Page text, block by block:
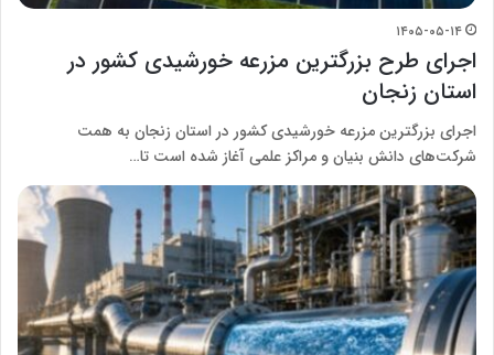
۱۴۰۵-۰۵-۱۴
اجرای طرح بزرگترین مزرعه خورشیدی کشور در
استان زنجان
اجرای بزرگترین مزرعه خورشیدی کشور در استان زنجان به همت
شرکت‌های دانش بنیان و مراکز علمی آغاز شده است تا…